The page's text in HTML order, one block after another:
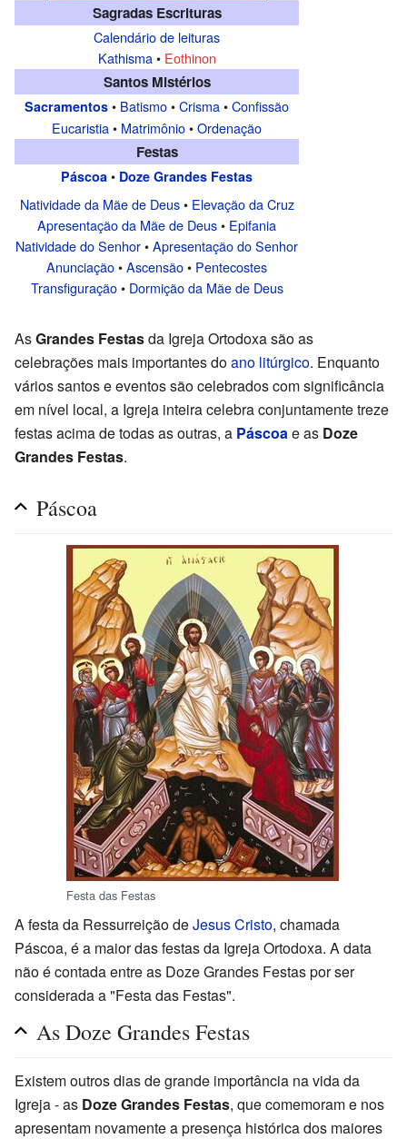
Sagradas Escrituras
Calendário de leituras
Kathisma• Eothinon
Santos Mistérios
Sacramentos • Batismo•Crisma•Confissão
Eucaristia• Matrimônio•Ordenação
Festas
Páscoa • Doze Grandes Festas
Natividade da Mãe de Deus• Elevação da Cruz
Apresentação da Mãe de Deus• Epifania
Natividade do Senhor•Apresentação do Senhor
Anunciação•Ascensão• Pentecostes
Transfiguração• Dormição da Mãe de Deus
AsGrandes Festasda Igreja Ortodoxa são as
celebrações mais importantes doano litúrgico. Enquanto
vários santos e eventos são celebrados com significância
em nível local, a Igreja inteira celebra conjuntamente treze
festas acima de todas as outras, a Páscoa e as Doze
Grandes Festas.
Páscoa
Festa das Festas
A festa da Ressurreição deJesus Cristo, chamada
Páscoa, é a maior das festas da Igreja Ortodoxa. A data
não é contada entre as Doze Grandes Festas por ser
considerada a "Festa das Festas".
As Doze Grandes Festas
Existem outros dias de grande importância na vida da
Igreja - as Doze Grandes Festas, que comemoram e nos
apresentam novamente a presença histórica dos maiores